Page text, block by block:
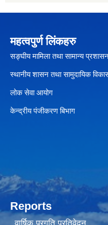
महत्वपुर्ण लिंकहरु
सङ्घीय मामिला तथा सामान्य
स्थानीय शासन तथा सामुदायिक
लोक सेवा आयोग
केन्द्रीय पंजीकरण बिभाग
Reports